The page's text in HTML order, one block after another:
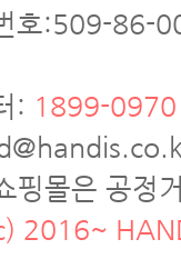
호:509-86-
: 1899-
핑몰은 공정
2016~